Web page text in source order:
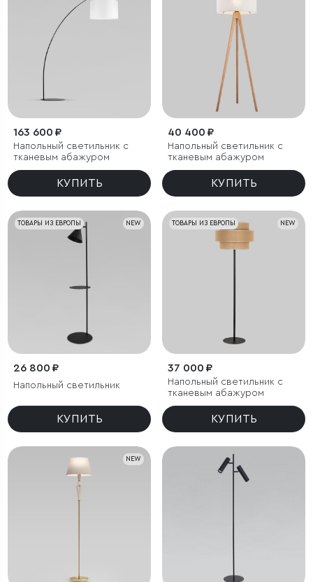
163 600 ₽
Напольный светильник с
тканевым абажуром
КУПИТЬ
40 400 ₽
Напольный светильник с
тканевым абажуром
КУПИТЬ
NEW
ТОВАРЫ ИЗ ЕВРОПЫ
26 800 ₽
Напольный светильник
КУПИТЬ
NEW
ТОВАРЫ ИЗ ЕВРОПЫ
37 000 ₽
Напольный светильник с
тканевым абажуром
КУПИТЬ
NEW